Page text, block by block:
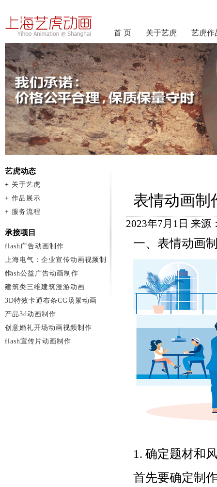
首 页 关于艺虎 艺虎作
表情动画制
2023年7月1日 来源
一、表情动画
1. 确定题材和
首先要确定制
艺虎动态
+ 关于艺虎
+ 作品展示
+ 服务流程
承接项目
flash广告动画制作
上海电气：企业宣传动画视频制
作
flash公益广告动画制作
建筑类三维建筑漫游动画
3D特效卡通布条CG场景动画
产品3d动画制作
创意婚礼开场动画视频制作
flash宣传片动画制作